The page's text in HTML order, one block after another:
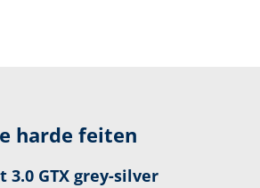
harde feiten
3.0 GTX grey-silver